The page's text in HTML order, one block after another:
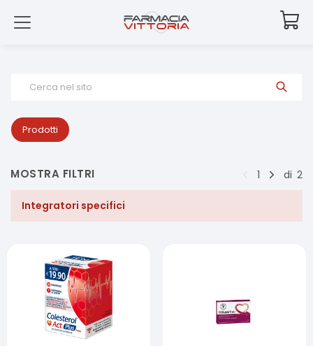
Cerca nel sito
Prodotti
MOSTRA FILTRI 1 di 2
Integratori specifici